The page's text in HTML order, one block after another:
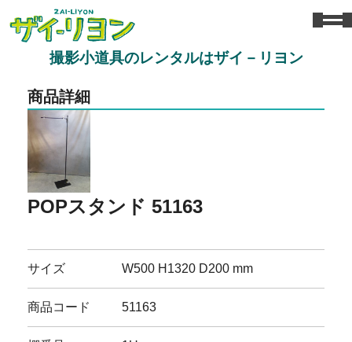
撮影小道具のレンタルはザイ－リヨン
商品詳細
POPスタンド 51163
サイズ W500 H1320 D200 mm
商品コード 51163